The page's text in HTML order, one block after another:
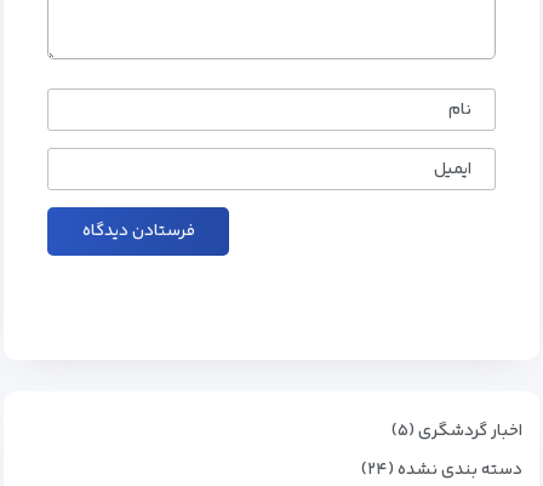
نام
ایمیل
اخبار گردشگری (۵)
دسته بندی نشده (۲۴)